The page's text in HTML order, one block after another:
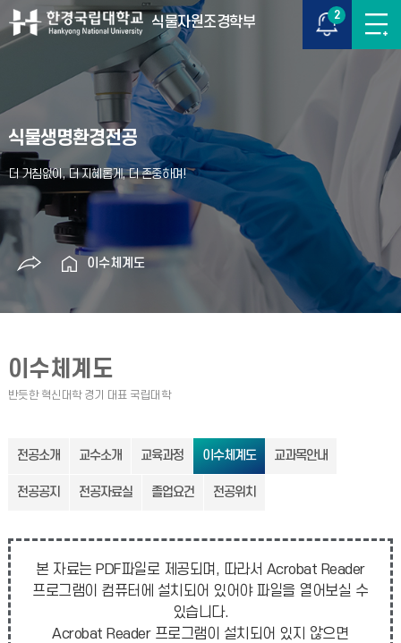
식물자원조경학부 2
식물생명환경전공
이수체계도
이수체계도
전공소개 교수소개 교육과정 이수체계도 교과목안내
전공공지 전공자료실 졸업요건 전공위치
본 자료는 PDF파일로 제공되며, 따라서 Acrobat Reader
프로그램이 컴퓨터에 설치되어 있어야 파일을 열어보실 수
있습니다.
Acrobat Reader 프로그램이 설치되어 있지 않으면